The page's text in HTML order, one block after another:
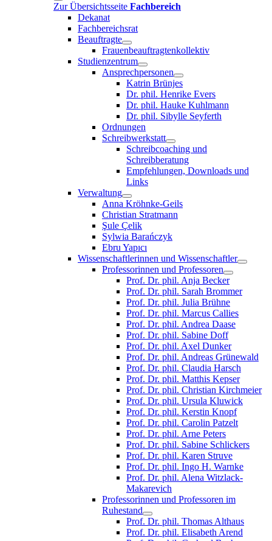
Zur Übersichtsseite Fachbereich
Dekanat
Fachbereichsrat
Beauftragte
Frauenbeauftragtenkollektiv
Studienzentrum
Ansprechpersonen
Katrin Brünjes
Dr. phil. Henrike Evers
Dr. phil. Hauke Kuhlmann
Dr. phil. Sibylle Seyferth
Ordnungen
Schreibwerkstatt
Schreibcoaching und
Schreibberatung
Empfehlungen, Downloads und
Links
Verwaltung
Anna Kröhnke-Geils
Christian Stratmann
Şule Çelik
Sylwia Barańczyk
Ebru Yapıcı
Wissenschaftlerinnen und Wissenschaftler
Professorinnen und Professoren
Prof. Dr. phil. Anja Becker
Prof. Dr. phil. Sarah Brommer
Prof. Dr. phil. Julia Brühne
Prof. Dr. phil. Marcus Callies
Prof. Dr. phil. Andrea Daase
Prof. Dr. phil. Sabine Doff
Prof. Dr. phil. Axel Dunker
Prof. Dr. phil. Andreas Grünewald
Prof. Dr. phil. Claudia Harsch
Prof. Dr. phil. Matthis Kepser
Prof. Dr. phil. Christian Kirchmeier
Prof. Dr. phil. Ursula Kluwick
Prof. Dr. phil. Kerstin Knopf
Prof. Dr. phil. Carolin Patzelt
Prof. Dr. phil. Arne Peters
Prof. Dr. phil. Sabine Schlickers
Prof. Dr. phil. Karen Struve
Prof. Dr. phil. Ingo H. Warnke
Prof. Dr. phil. Alena Witzlack-
Makarevich
Professorinnen und Professoren im
Ruhestand
Prof. Dr. phil. Thomas Althaus
Prof. Dr. phil. Elisabeth Arend